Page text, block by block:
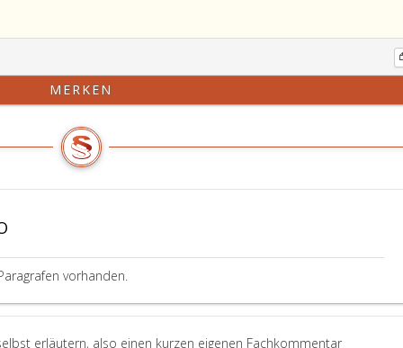
welche
Zustellung
wegen
Aufenthaltes
geschehen
könnte,
hat
das
Gericht
MERKEN
vorhanden.
erläutern, also einen kurzen eigenen Fachkommentar